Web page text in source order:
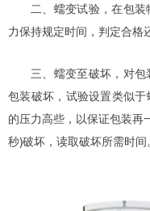
二、蠕变试验，在包
力保持规定时间，判定合格
三、蠕变至破坏，对
包装破坏，试验设置类似
的压力高些，以保证包装再
秒)破坏，读取破坏所需时间。